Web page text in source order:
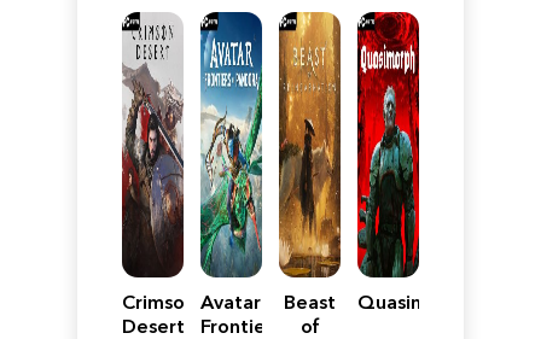
Crimson
Desert
Avatar:
Frontiers
Beast
of
Quasimorph